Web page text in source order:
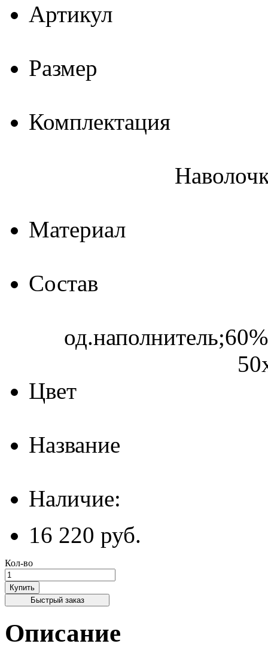
Артикул
Размер
Комплектация
Материал
Состав
Цвет
Название
Наличие:
16 220 руб.
Кол-во
Купить
Быстрый заказ
Описание